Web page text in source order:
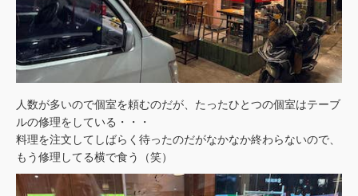
人数が多いので個室を頼むのだが、たったひとつの個室はテーブ
ルの修理をしている・・・
料理を注文してしばらく待ったのだがなかなか終わらないので、
もう修理してる横で食う（笑）